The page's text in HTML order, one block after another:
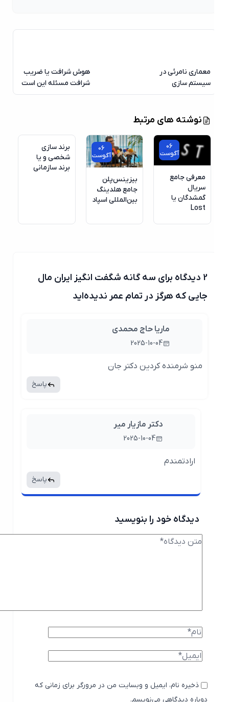
معماری نامرئی در
سیستم سازی
هوش شرافت یا ضریب
شرافت مسئله این است
نوشته های مرتبط
06
آگوست
معرفی جامع
سریال
گمشدگان یا
06
آگوست
بیزینس‌پلن
جامع هلدینگ
بین‌المللی اسپاد
برند سازی
شخصی و یا
برند سازمانی
2 دیدگاه برای سه گانه شگفت انگیز ایران مال
جایی که هرگز در تمام‌ عمر ندیده‌اید
ماریا حاج محمدی
2025-10-04
منو شرمنده کردین دکتر جان
پاسخ
دکتر مازیار میر
2025-10-04
ارادتمندم
پاسخ
دیدگاه خود را بنویسید
ذخیره نام، ایمیل و وبسایت من در مرورگر برای زمانی که
دوباره دیدگاهی می‌نویسم.